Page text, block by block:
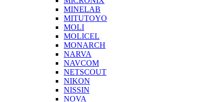
MINELAB
MITUTOYO
MOLI
MOLICEL
MONARCH
NARVA
NAVCOM
NETSCOUT
NIKON
NISSIN
NOVA